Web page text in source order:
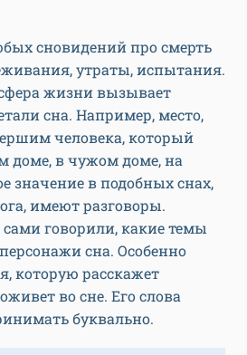
сновидений про смерть
утраты, испытания.
жизни вызывает
сна. Например, место,
человека, который
доме, в чужом доме, на
значение в подобных снах,
имеют разговоры.
говорили, какие темы
сна. Особенно
которую расскажет
во сне. Его слова
буквально.